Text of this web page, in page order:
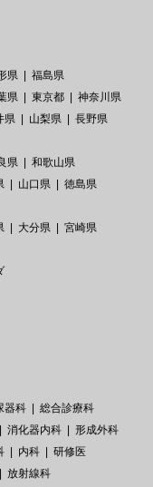
県
福島県
県 東京都
神奈川県
県 山梨県
長野県
県
和歌山県
山口県
徳島県
大分県
宮崎県
器科
総合診療科
消化器内科
形成外科
内科
研修医
放射線科